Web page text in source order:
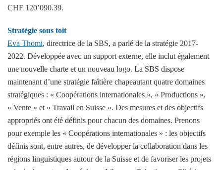
CHF 120’090.39.
Stratégie sous toit
Eva Thomi, directrice de la SBS, a parlé de la stratégie 2017-
2022. Développée avec un support externe, elle inclut également
une nouvelle charte et un nouveau logo. La SBS dispose
maintenant d’une stratégie faîtière chapeautant quatre domaines
stratégiques : « Coopérations internationales », « Productions »,
« Vente » et « Travail en Suisse ». Des mesures et des objectifs
appropriés ont été définis pour chacun des domaines. Prenons
pour exemple les « Coopérations internationales » : les objectifs
définis sont, entre autres, de développer la collaboration dans les
régions linguistiques autour de la Suisse et de favoriser les projets